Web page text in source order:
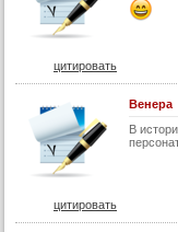
71 серия (суб)
74 серия (суб)
75 серия (суб)
76 серия (суб)
77 серия (суб)
цитировать
Венера
В
цитировать